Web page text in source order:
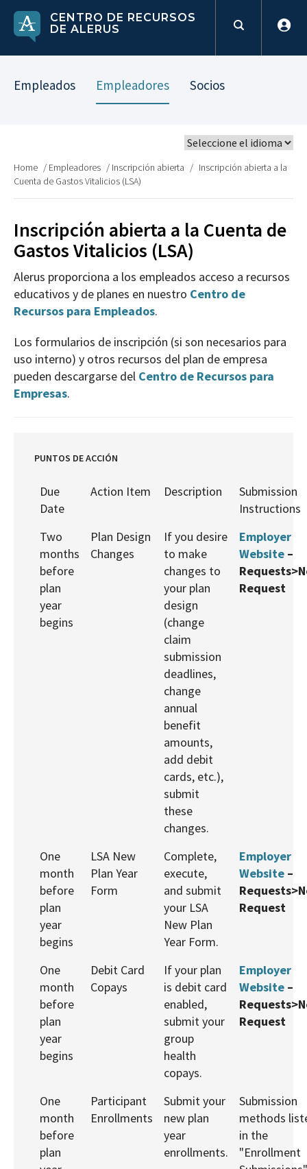
CENTRO DE RECURSOS
DE ALERUS
Empleados Empleadores Socios
Home / Empleadores / Inscripción abierta / Inscripción abierta a la
Cuenta de Gastos Vitalicios (LSA)
Inscripción abierta a la Cuenta de
Gastos Vitalicios (LSA)
Alerus proporciona a los empleados acceso a recursos
educativos y de planes en nuestro Centro de
Recursos para Empleados.
Los formularios de inscripción (si son necesarios para
uso interno) y otros recursos del plan de empresa
pueden descargarse del Centro de Recursos para
Empresas.
PUNTOS DE ACCIÓN
Due
Date
Action Item Description
Submission
Instructions
Two
months
before
plan
year
begins
Plan Design
Changes
If you desire
to make
changes to
your plan
design
(change
claim
submission
deadlines,
change
annual
benefit
amounts,
add debit
cards, etc.),
submit
these
changes.
Employer
Website –
Request
One
month
before
plan
year
begins
LSA New
Plan Year
Form
Complete,
execute,
and submit
your LSA
New Plan
Year Form.
Employer
Website –
Request
One
month
before
plan
year
begins
Debit Card
Copays
If your plan
is debit card
enabled,
submit your
group
health
copays.
Employer
Website –
Request
One
month
before
plan
Participant
Enrollments
Submit your
new plan
year
enrollments.
Submission
methods
in the
"Enrollment